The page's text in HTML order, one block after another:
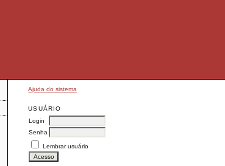
Ajuda do sistema
USUÁRIO
Login
Senha
Lembrar usuário